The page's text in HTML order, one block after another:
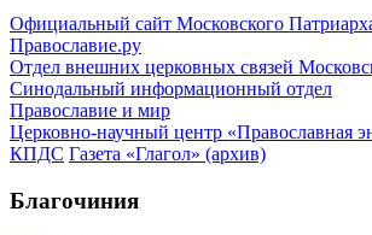
Официальный сайт Московского
Православие.ру
Отдел внешних церковных связей
Синодальный информационный отдел
Православие и мир
Церковно-научный центр «Православная
КПДС Газета «Глагол» (архив)
Благочиния